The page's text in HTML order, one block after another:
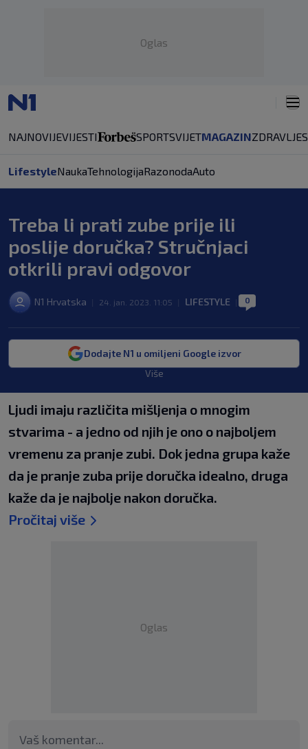
Oglas
NAJNOVIJEVIJESTI SPORTSVIJETMAGAZINZDRAVLJE
LifestyleNaukaTehnologijaRazonodaAuto
Treba li prati zube prije ili
poslije doručka? Stručnjaci
otkrili pravi odgovor
N1 Hrvatska 24. jan. 2023. 11:05 LIFESTYLE 0
Dodajte N1 u omiljeni Google izvor
Više
Ljudi imaju različita mišljenja o mnogim
stvarima - a jedno od njih je ono o najboljem
vremenu za pranje zubi. Dok jedna grupa kaže
da je pranje zuba prije doručka idealno, druga
kaže da je najbolje nakon doručka.
Pročitaj više
Oglas